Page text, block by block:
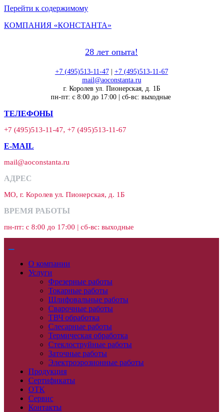
Перейти к содержимому
КОМПАНИЯ «КОНСТАНТА»
28 лет опыта!
+7 (495)513-11-47| +7 (495)513-11-67
mail@aoconstanta.ru
г. Королев ул. Пионерская, д. 1Б
пн-пт: с 8:00 до 17:00 | сб-вс: выходные
ТЕЛЕФОНЫ
+7 (495)513-11-47, +7 (495)513-11-67
E-MAIL
mail@aoconstanta.ru
АДРЕС
МО, г. Королев ул. Пионерская, д. 1Б
ВРЕМЯ РАБОТЫ
пн-пт: с 8:00 до 17:00 | сб-вс: выходные
О компании
Услуги
Фрезерные работы
Токарные работы
Шлифовальные работы
Сварочные работы
ТВЧ обработка
Слесарные работы
Термическая обработка
Стеклоструйные работы
Заточные работы
Электроэрозионные работы
Продукция
Сертификаты
ОТК
Сервис
Контакты